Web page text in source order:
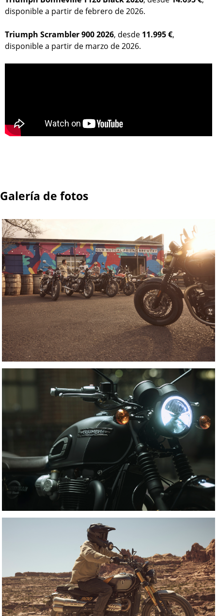
disponible a partir de febrero de 2026.
Triumph Scrambler 900 2026, desde 11.995 €,
disponible a partir de marzo de 2026.
Galería de fotos